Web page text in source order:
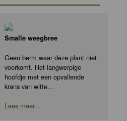
Smalle weegbree
Geen berm waar deze plant niet
voorkomt. Het langwerpige
hoofdje met een opvallende
krans van witte...
Lees meer...